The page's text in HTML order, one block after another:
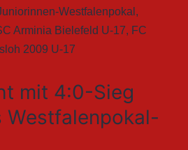
Westfalenpokal ,
Arminia Bielefeld U-17, FC
2009 U-17
mit 4:0-Sieg
Westfalenpokal-